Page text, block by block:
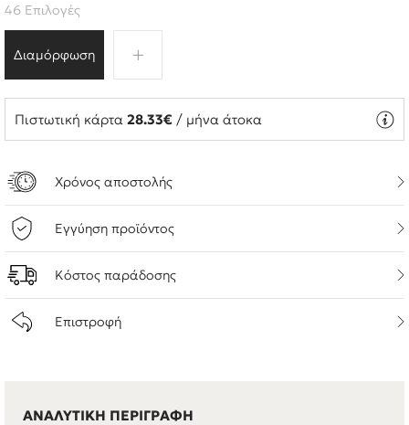
Διαμόρφωση
46 Επιλογές
Πιστωτική κάρτα 28.33€ / μήνα άτοκα
Χρόνος αποστολής
Εγγύηση προϊόντος
Κόστος παράδοσης
Επιστροφή
ΑΝΑΛΥΤΙΚΗ ΠΕΡΙΓΡΑΦΗ